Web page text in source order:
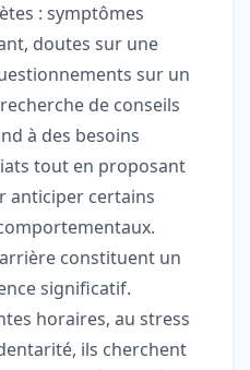
: symptômes
doutes sur une
sur un
de conseils
à des besoins
tout en proposant
anticiper certains
constituent un
significatif.
horaires, au stress
ils cherchent